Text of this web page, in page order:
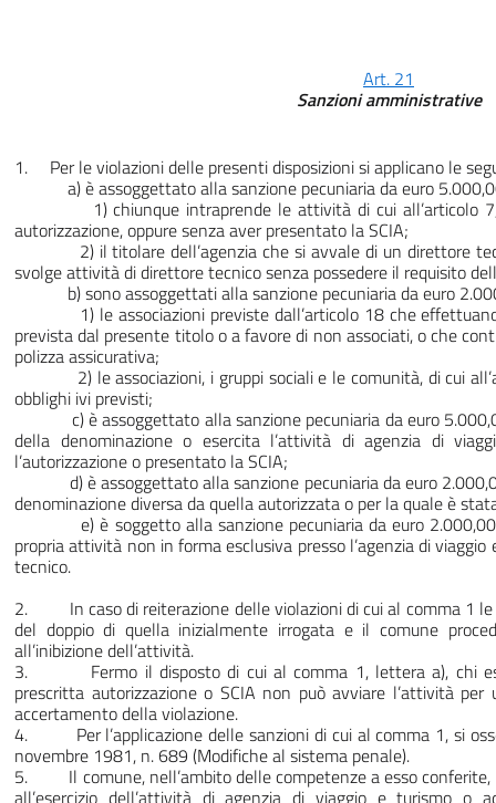
Art. 21
Sanzioni amministrative
1. Per le violazioni delle presenti disposizioni si applicano le
a) è assoggettato alla sanzione pecuniaria da euro
1) chiunque intraprende le attività di cui all’articolo 7,
autorizzazione, oppure senza aver presentato la SCIA;
2) il titolare dell’agenzia che si avvale di un direttore
svolge attività di direttore tecnico senza possedere il requisito
b) sono assoggettati alla sanzione pecuniaria da euro
1) le associazioni previste dall’articolo 18 che
prevista dal presente titolo o a favore di non associati, o che
polizza assicurativa;
2) le associazioni, i gruppi sociali e le comunità, di cui
obblighi ivi previsti;
c) è assoggettato alla sanzione pecuniaria da euro
della denominazione o esercita l’attività di agenzia di
l’autorizzazione o presentato la SCIA;
d) è assoggettato alla sanzione pecuniaria da euro
denominazione diversa da quella autorizzata o per la quale è
e) è soggetto alla sanzione pecuniaria da euro 2.000,00
propria attività non in forma esclusiva presso l’agenzia di
tecnico.
2. In caso di reiterazione delle violazioni di cui al comma 1 le
del doppio di quella inizialmente irrogata e il comune
all’inibizione dell’attività.
3. Fermo il disposto di cui al comma 1, lettera a), chi
prescritta autorizzazione o SCIA non può avviare l’attività
accertamento della violazione.
4. Per l’applicazione delle sanzioni di cui al comma 1, si
novembre 1981, n. 689 (Modifiche al sistema penale).
5. Il comune, nell’ambito delle competenze a esso conferite,